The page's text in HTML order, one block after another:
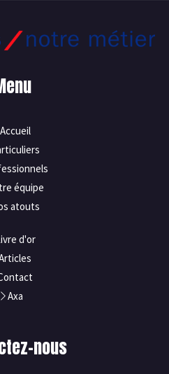
Accueil
équipe
atouts
d'or
Axa
nous